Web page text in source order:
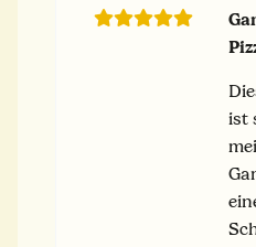
ist